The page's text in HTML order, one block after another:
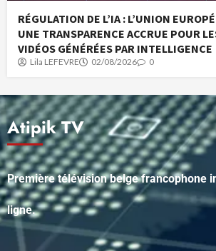
RÉGULATION DE L’IA : L’UNION
UNE TRANSPARENCE ACCRUE POUR
VIDÉOS GÉNÉRÉES PAR INTELLIGENCE
Lila LEFEVRE 02/08/2026 0
Atipik TV
Première télévision belge francophone
ligne.